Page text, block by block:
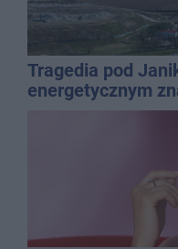
Tragedia pod
energetycznym